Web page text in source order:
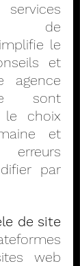
de
le
et
agence
sont
le choix
et
par
de site
web